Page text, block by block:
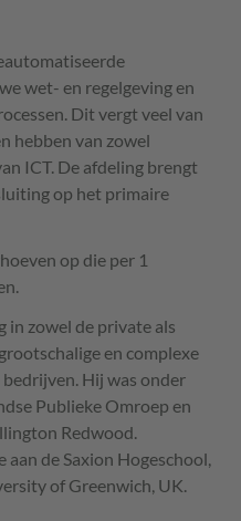
wet- en regelgeving en
Dit vergt veel van
hebben van zowel
ICT. De afdeling brengt
op het primaire
op die per 1
in zowel de private als
en complexe
Hij was onder
Publieke Omroep en
Redwood.
de Saxion Hogeschool,
of Greenwich, UK.